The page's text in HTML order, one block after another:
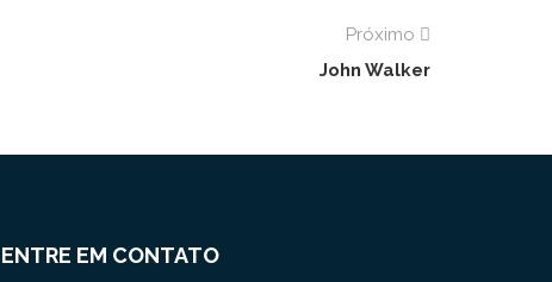
Próximo
John Walker
ENTRE EM CONTATO